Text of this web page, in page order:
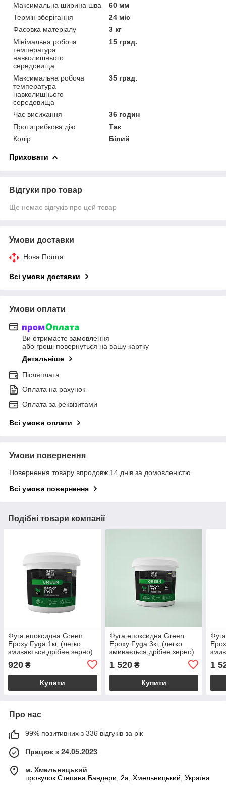
Максимальна ширина шва
60 мм
Термін зберігання
24 міс
Фасовка матеріалу
3 кг
Мінімальна робоча
температура
навколишнього
середовища
15 град.
Максимальна робоча
температура
навколишнього
середовища
35 град.
Час висихання
36 годин
Протигрибкова дію
Так
Колір
Білий
Приховати
Відгуки про товар
Ще немає відгуків про цей товар
Умови доставки
Нова Пошта
Всі умови доставки
Умови оплати
Ви отримаєте замовлення
або гроші повернуться на вашу картку
Детальніше
Післяплата
Оплата на рахунок
Оплата за реквізитами
Всі умови оплати
Умови повернення
Повернення товару впродовж 14 днів за домовленістю
Всі умови повернення
Подібні товари компанії
Фуга епоксидна Green
Epoxy Fyga 1кг, (легко
змивається,дрібне зерно)
920 ₴
Купити
Фуга епоксидна Green
Epoxy Fyga 3кг, (легко
змивається,дрібне зерно)
Світло бежевий RAL 1015
1 520₴
Купити
1
Про нас
99% позитивних з 336 відгуків за рік
Працює з 24.05.2023
м. Хмельницький
провулок Степана Бандери, 2a, Хмельницький, Україна